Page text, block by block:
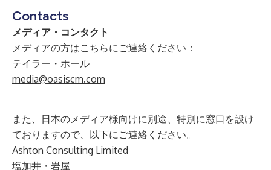
Contacts
メディア・コンタクト
メディアの方はこちらにご連絡ください：
テイラー・ホール
media@oasiscm.com
また、日本のメディア様向けに別途、特別に窓口を設け
ておりますので、以下にご連絡ください。
Ashton Consulting Limited
塩加井・岩屋